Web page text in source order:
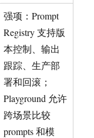
强项：Prompt
Registry 支持版
本控制、输出
跟踪、生产部
署和回滚；
Playground 允许
跨场景比较
prompts 和模